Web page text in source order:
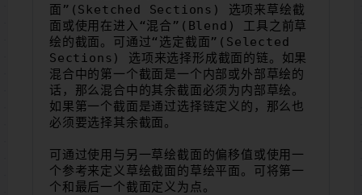
面”(Sketched Sections) 选项来草绘截
面或使用在进入“混合”(Blend) 工具之前草
绘的截面。可通过“选定截面”(Selected
Sections) 选项来选择形成截面的链。如果
混合中的第一个截面是一个内部或外部草绘的
话，那么混合中的其余截面必须为内部草绘。
如果第一个截面是通过选择链定义的，那么也
必须要选择其余截面。
可通过使用与另一草绘截面的偏移值或使用一
个参考来定义草绘截面的草绘平面。可将第一
个和最后一个截面定义为点。